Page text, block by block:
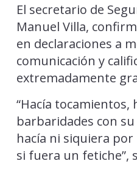
El secretario de
Manuel Villa,
en declaraciones a
comunicación y
extremadamente
“Hacía
barbaridades con
hacía ni siquiera
si fuera un fetiche”,